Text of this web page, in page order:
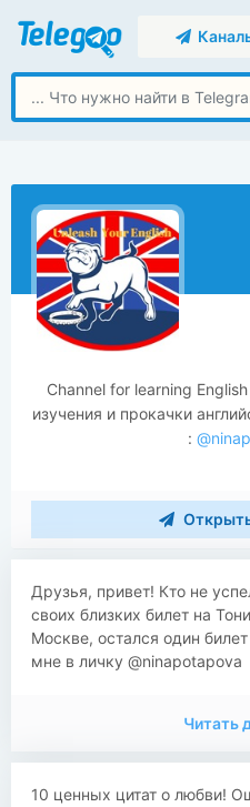
Сhannel for learning
изучения и прокачки
:
Друзья, привет! Кто не
своих близких билет на
Москве, остался один
мне в личку @ninapotapova
Читать
​​10 ценных цитат о любви!